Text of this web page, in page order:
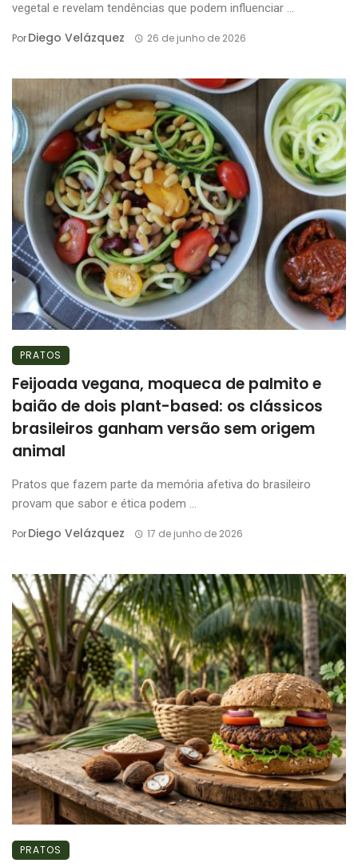
vegetal e revelam tendências que podem influenciar ...
PorDiego Velázquez 26 de junho de 2026
PRATOS
Feijoada vegana, moqueca de palmito e
baião de dois plant-based: os clássicos
brasileiros ganham versão sem origem
animal
Pratos que fazem parte da memória afetiva do brasileiro
provam que sabor e ética podem ...
PorDiego Velázquez 17 de junho de 2026
PRATOS